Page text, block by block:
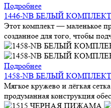
Подробнее
1446-NB БЕЛЫЙ
Этот комплект — маленькое
созданное для того, чтобы
Подробнее
1458-NB БЕЛЫЙ
Мягкое кружево и лёгкая
продуманная конструкция